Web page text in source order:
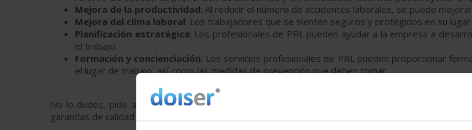
Mejora de la productividad: Al reducir el número de accidentes laborales, se puede
Mejora del clima laboral: Los trabajadores que se sienten seguros y protegidos en su
Planificación estratégica: Los profesionales de PRL pueden ayudar a la empresa a
el trabajo.
Formación y concienciación: Los servicios profesionales de PRL pueden proporcionar
el lugar de trabajo, así como las medidas de prevención que deben tomar.
No lo dudes, pide ahora más información y presupuesto sin compromiso y contrata un
garantías de calidad y a un precio realmente ajustado.